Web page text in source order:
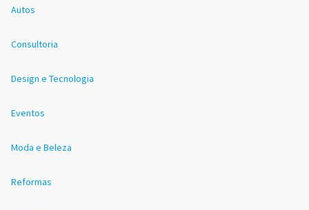
Autos
Consultoria
Design e Tecnologia
Eventos
Moda e Beleza
Reformas